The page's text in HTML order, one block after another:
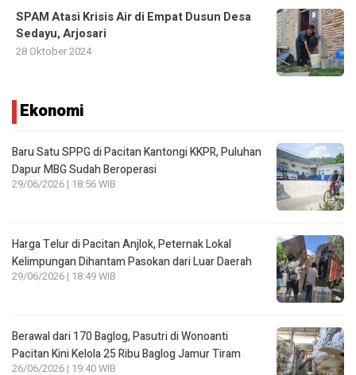
SPAM Atasi Krisis Air di Empat Dusun Desa
Sedayu, Arjosari
28 Oktober 2024
Ekonomi
Baru Satu SPPG di Pacitan Kantongi KKPR, Puluhan
Dapur MBG Sudah Beroperasi
29/06/2026 | 18:56 WIB
Harga Telur di Pacitan Anjlok, Peternak Lokal
Kelimpungan Dihantam Pasokan dari Luar Daerah
29/06/2026 | 18:49 WIB
Berawal dari 170 Baglog, Pasutri di Wonoanti
Pacitan Kini Kelola 25 Ribu Baglog Jamur Tiram
26/06/2026 | 19:40 WIB